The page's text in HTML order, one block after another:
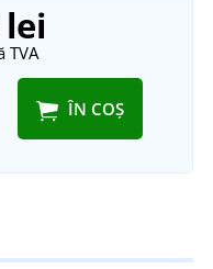
lei
TVA
ÎN COȘ